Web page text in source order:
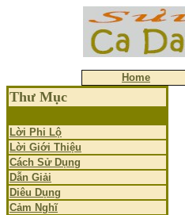
Home
Thư Mục
Lời Phi Lộ
Lời Giới Thiệu
Cách Sử Dụng
Dẫn Giải
Diêu Dụng
Cảm Nghĩ